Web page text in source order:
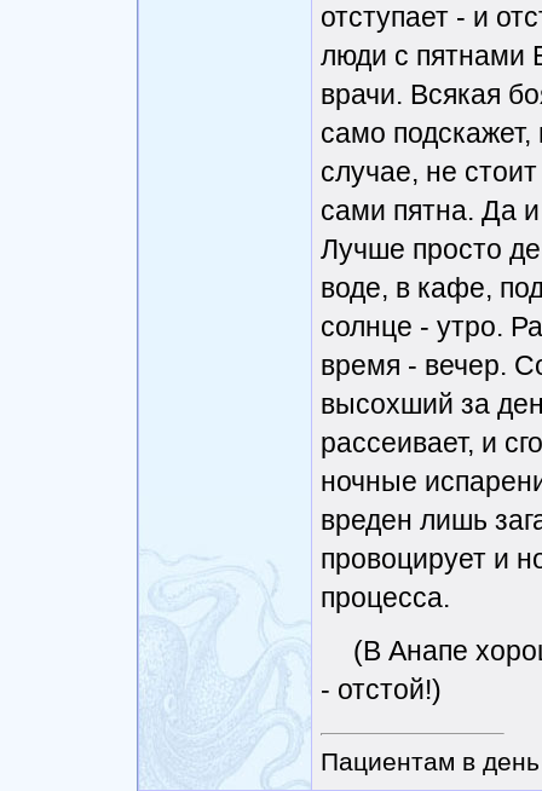
отступает - и
люди с пятнами
врачи. Всякая
само
случае, не
сами пятна. Да
Лучше просто
воде, в кафе,
солнце - утро.
время - вечер.
высохший за
рассеивает, и
ночные
вреден лишь
провоцирует и
процесса.
(В Анапе
- отстой!)
Пациентам в